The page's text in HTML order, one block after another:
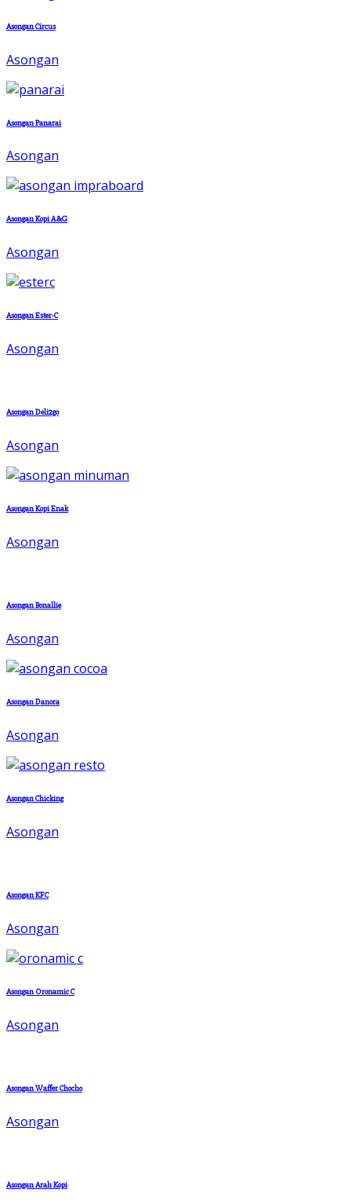
Asongan Circus
Asongan
Asongan Panarai
Asongan
Asongan Kopi A&G
Asongan
Asongan Ester-C
Asongan
Asongan Deli2go
Asongan
Asongan Kopi Enak
Asongan
Asongan Bonallie
Asongan
Asongan Danora
Asongan
Asongan Chicking
Asongan
Asongan KFC
Asongan
Asongan Oronamic C
Asongan
Asongan Waffer Chocho
Asongan
Asongan Arah Kopi